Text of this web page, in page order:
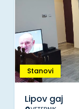
Stanovi
Lipov gaj